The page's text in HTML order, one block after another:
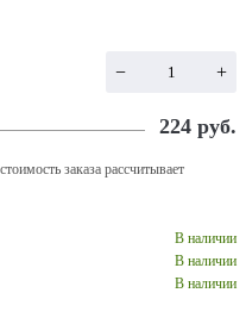
− +
224 руб.
заказа рассчитывает
В наличии
В наличии
В наличии